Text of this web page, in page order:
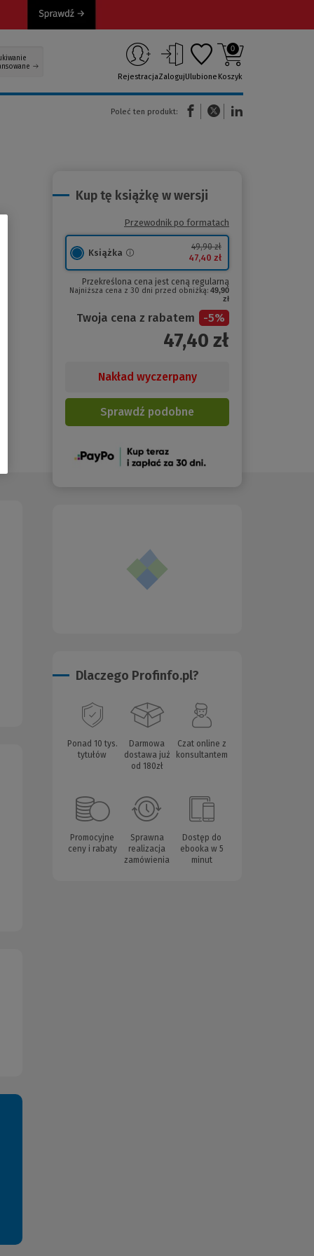
RejestracjaZalogujUlubione
0
Koszyk
Poleć ten produkt:
(Nowe okno)(Link do innej strony)
Kup tę książkę w wersji
Przewodnik po formatach
Książka
49,90 zł
47,40 zł
Przekreślona cena jest ceną regularną
Najniższa cena z 30 dni przed obniżką: 49,90
zł
Twoja cena z rabatem -5%
47,40 zł
Nakład wyczerpany
Sprawdź podobne
(Nowe
Dlaczego Profinfo.pl?
Ponad 10 tys.
tytułów
Darmowa
dostawa już
od 180zł
Czat online z
konsultantem
Promocyjne
ceny i rabaty
Sprawna
realizacja
zamówienia
Dostęp do
ebooka w 5
minut